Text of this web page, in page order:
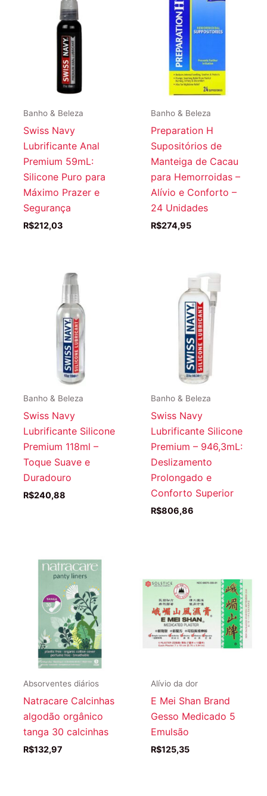
Banho & Beleza
Swiss Navy
Lubrificante Anal
Premium 59mL:
Silicone Puro para
Máximo Prazer e
Segurança
R$212,03
Banho & Beleza
Preparation H
Supositórios de
Manteiga de Cacau
para Hemorroidas –
Alívio e Conforto –
24 Unidades
R$274,95
Banho & Beleza
Swiss Navy
Lubrificante Silicone
Premium 118ml –
Toque Suave e
Duradouro
R$240,88
Banho & Beleza
Swiss Navy
Lubrificante Silicone
Premium – 946,3mL:
Deslizamento
Prolongado e
Conforto Superior
R$806,86
Absorventes diários
Natracare Calcinhas
algodão orgânico
tanga 30 calcinhas
R$132,97
Alívio da dor
E Mei Shan Brand
Gesso Medicado 5
Emulsão
R$125,35